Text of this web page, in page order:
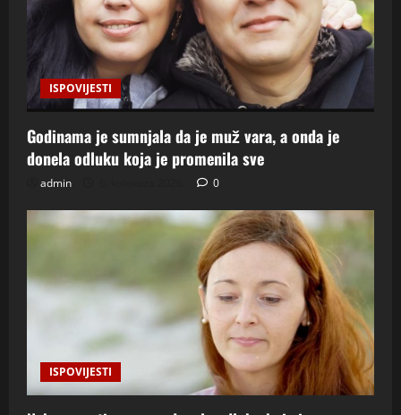
ISPOVIJESTI
Godinama je sumnjala da je muž vara, a onda je
donela odluku koja je promenila sve
admin 0
ISPOVIJESTI